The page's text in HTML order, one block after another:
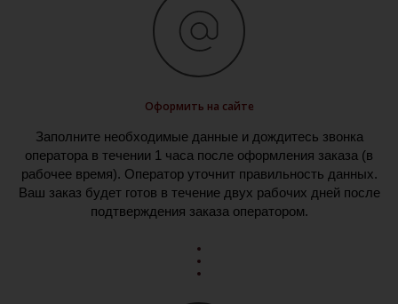
Оформить на сайте
Заполните необходимые данные и дождитесь звонка
оператора в течении 1 часа после оформления заказа (в
рабочее время). Оператор уточнит правильность данных.
Ваш заказ будет готов в течение двух рабочих дней после
подтверждения заказа оператором.